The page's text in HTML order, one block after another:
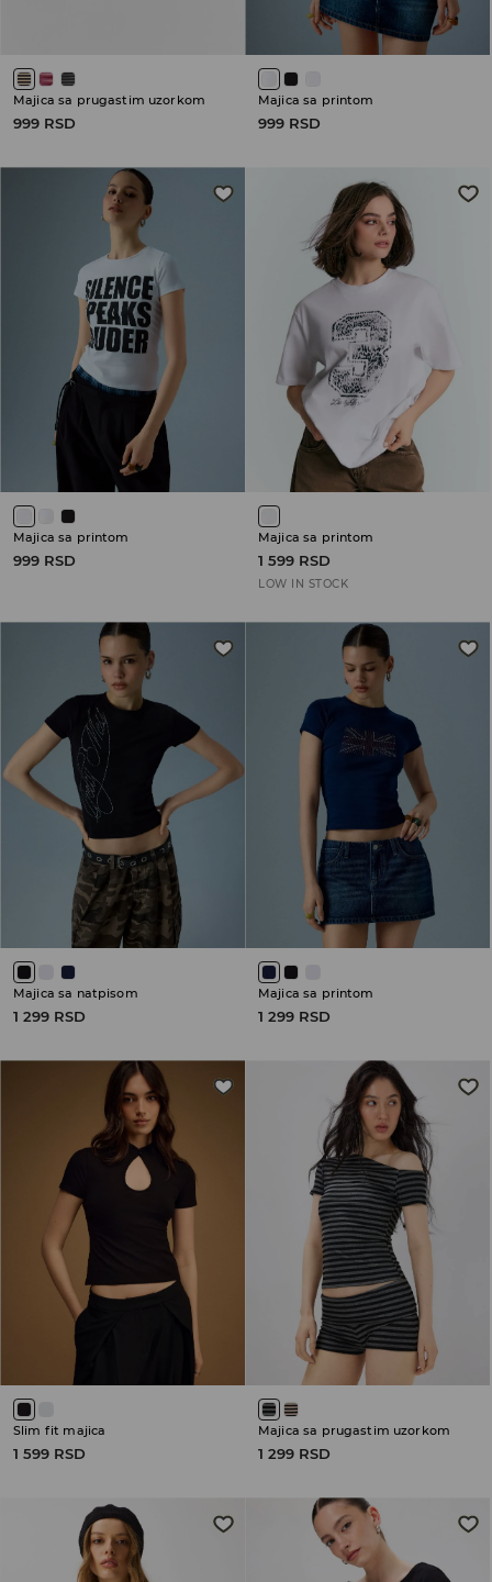
Majica sa prugastim uzorkom
999 RSD
Majica sa printom
999 RSD
Majica sa printom
999 RSD
Majica sa printom
1 599 RSD
LOW IN STOCK
Majica sa natpisom
1 299 RSD
Majica sa printom
1 299 RSD
Slim fit majica
1 599 RSD
Majica sa prugastim uzorkom
1 299 RSD